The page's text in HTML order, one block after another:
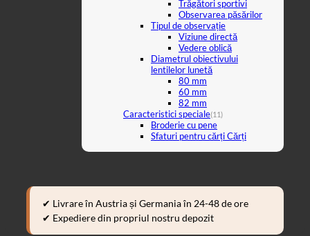
Trăgători sportivi
Observarea păsărilor
Tipul de observație
Viziune directă
Vedere oblică
Diametrul obiectivului
lentilelor lunetă
80 mm
60 mm
82 mm
Caracteristici speciale(11)
Broderie cu pene
Sfaturi pentru cărți Cărți
✔ Livrare în Austria și Germania în 24-48 de ore
✔ Expediere din propriul nostru depozit